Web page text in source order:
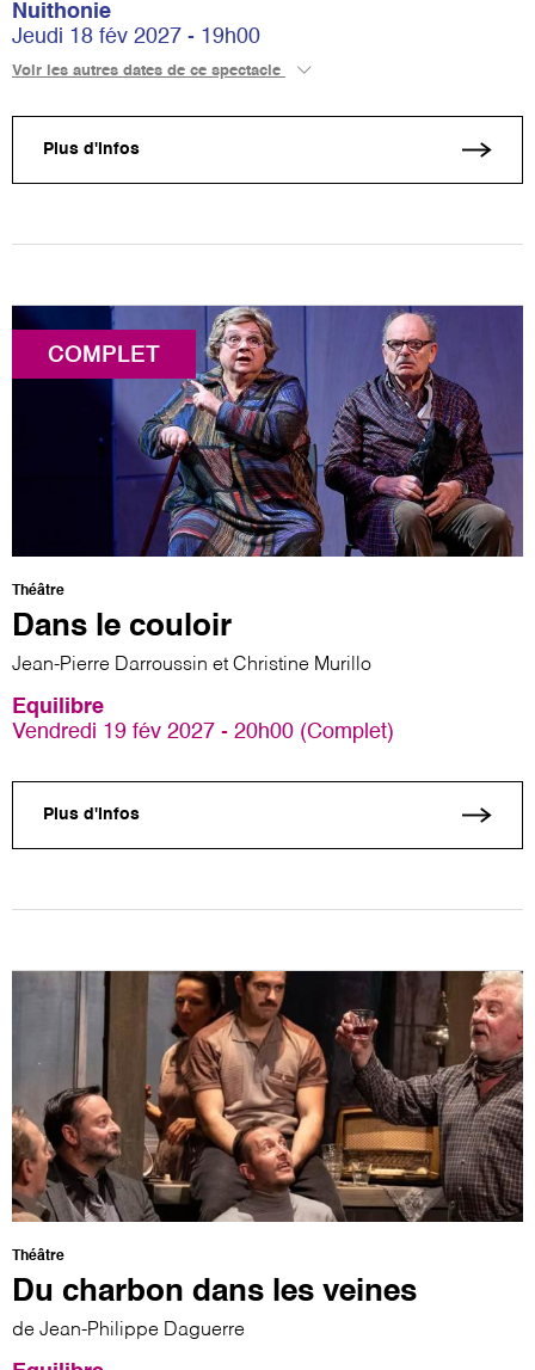
Nuithonie
Jeudi 18 fév 2027 - 19h00
Voir les autres dates de ce spectacle
Plus d'infos
COMPLET
Théâtre
Dans le couloir
Jean-Pierre Darroussin et Christine Murillo
Equilibre
Vendredi 19 fév 2027 - 20h00 (Complet)
Plus d'infos
Théâtre
Du charbon dans les veines
de Jean-Philippe Daguerre